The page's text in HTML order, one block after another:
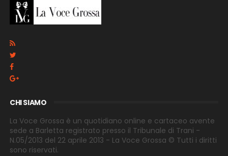
CHI SIAMO
La Voce Grossa è un quotidiano online e cartaceo avente
sede a Barletta registrato presso il Tribunale di Trani -
N.05/2013 del 22 aprile 2013 - La Voce Grossa © Tutti i diritti
sono riservati.